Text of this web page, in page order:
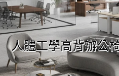
人體工學高背辦公